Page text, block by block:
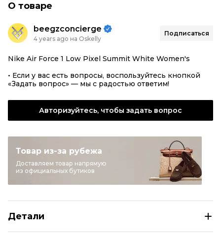
О товаре
beegzconcierge
4 years ago на Oskelly
Подписаться
Nike Air Force 1 Low Pixel Summit White Women's
• Если у вас есть вопросы, воспользуйтесь кнопкой
«Задать вопрос» — мы с радостью ответим!
Авторизуйтесь, чтобы задать вопрос
Товар из-за рубежа
Доставляем товар напрямую
из официальных бутиков
Детали